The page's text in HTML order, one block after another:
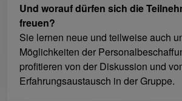
Und worauf dürfen sich die
freuen?
Sie lernen neue und teilweise auch
Möglichkeiten der
profitieren von der Diskussion und
Erfahrungsaustausch in der Gruppe.